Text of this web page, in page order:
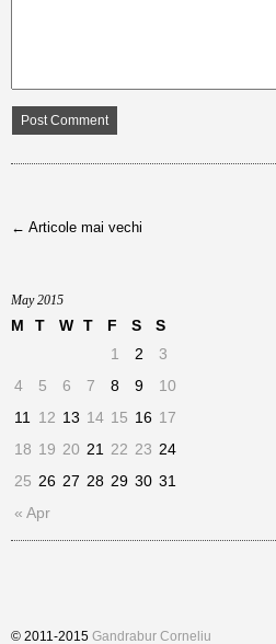
← Articole mai vechi
May 2015
M T W T F S S
« Apr
1 2
3
4
5 6 7 8 9
10
11
12 13 14 15 16 17
18 19 20 21 22 23 24
25 26 27 28 29 30 31
© 2011-2015 Gandrabur Corneliu